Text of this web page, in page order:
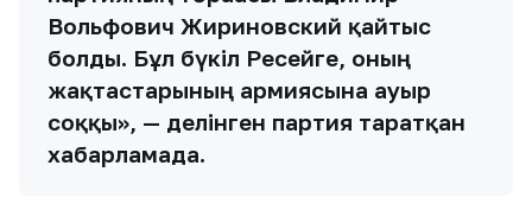
Вольфович Жириновский қайтыс
болды. Бұл бүкіл Ресейге, оның
жақтастарының армиясына ауыр
соққы», — делінген партия таратқан
хабарламада.